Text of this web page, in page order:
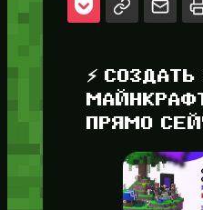
⚡
ПРЯМО